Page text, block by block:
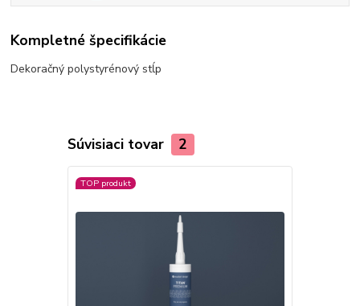
Kompletné špecifikácie
Dekoračný polystyrénový stĺp
Súvisiaci tovar 2
TOP produkt